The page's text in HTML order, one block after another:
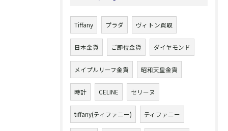
Tiffany プラダ ヴィトン買取
日本金貨 ご即位金貨 ダイヤモンド
メイプルリーフ金貨 昭和天皇金貨
時計 CELINE セリーヌ
tiffany(ティファニー) ティファニー